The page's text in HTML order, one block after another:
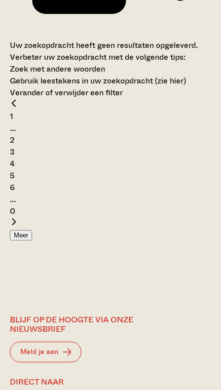
Uw zoekopdracht heeft geen resultaten opgeleverd.
Verbeter uw zoekopdracht met de volgende tips:
Zoek met andere woorden
Gebruik leestekens in uw zoekopdracht (zie hier)
Verander of verwijder een filter
1
...
2
3
4
5
6
...
0
Meer
BLIJF OP DE HOOGTE VIA ONZE
NIEUWSBRIEF
Meld je aan
DIRECT NAAR